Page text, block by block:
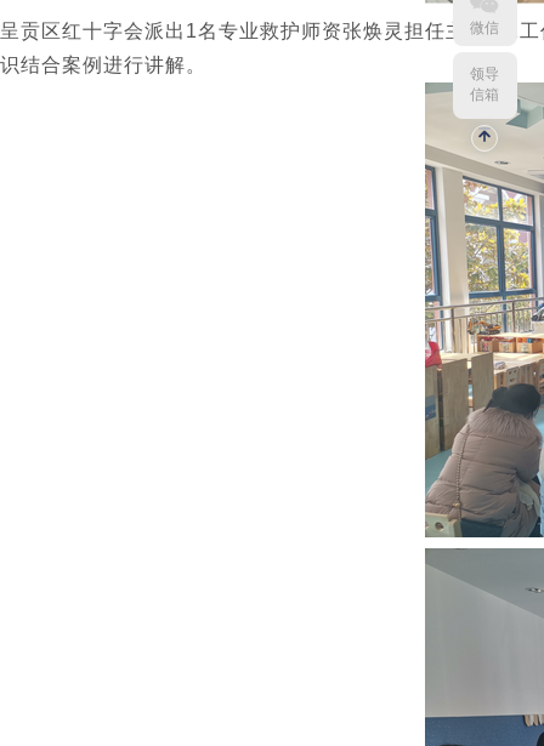
微信
领导
信箱
呈贡区红十字会派出1名专业救护师资张焕灵担任主讲，2
识结合案例进行讲解。